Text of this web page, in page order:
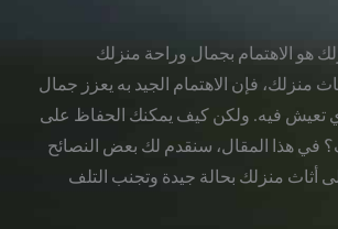
هو الاهتمام بجمال وراحة منزلك
منزلك، فإن الاهتمام الجيد به يعزز جمال
تعيش فيه. ولكن كيف يمكنك الحفاظ على
في هذا المقال، سنقدم لك بعض النصائح